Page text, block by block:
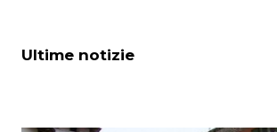
Ultime notizie